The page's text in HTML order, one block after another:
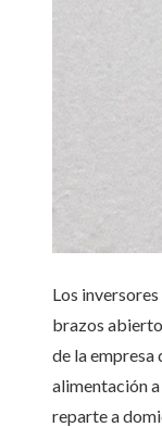
Los
brazos
de la empresa
alimentación
reparte a